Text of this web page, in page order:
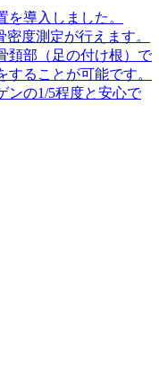
を導入しました。
度測定が行えます。
頚部（足の付け根）で
ることが可能です。
ンの1/5程度と安心で